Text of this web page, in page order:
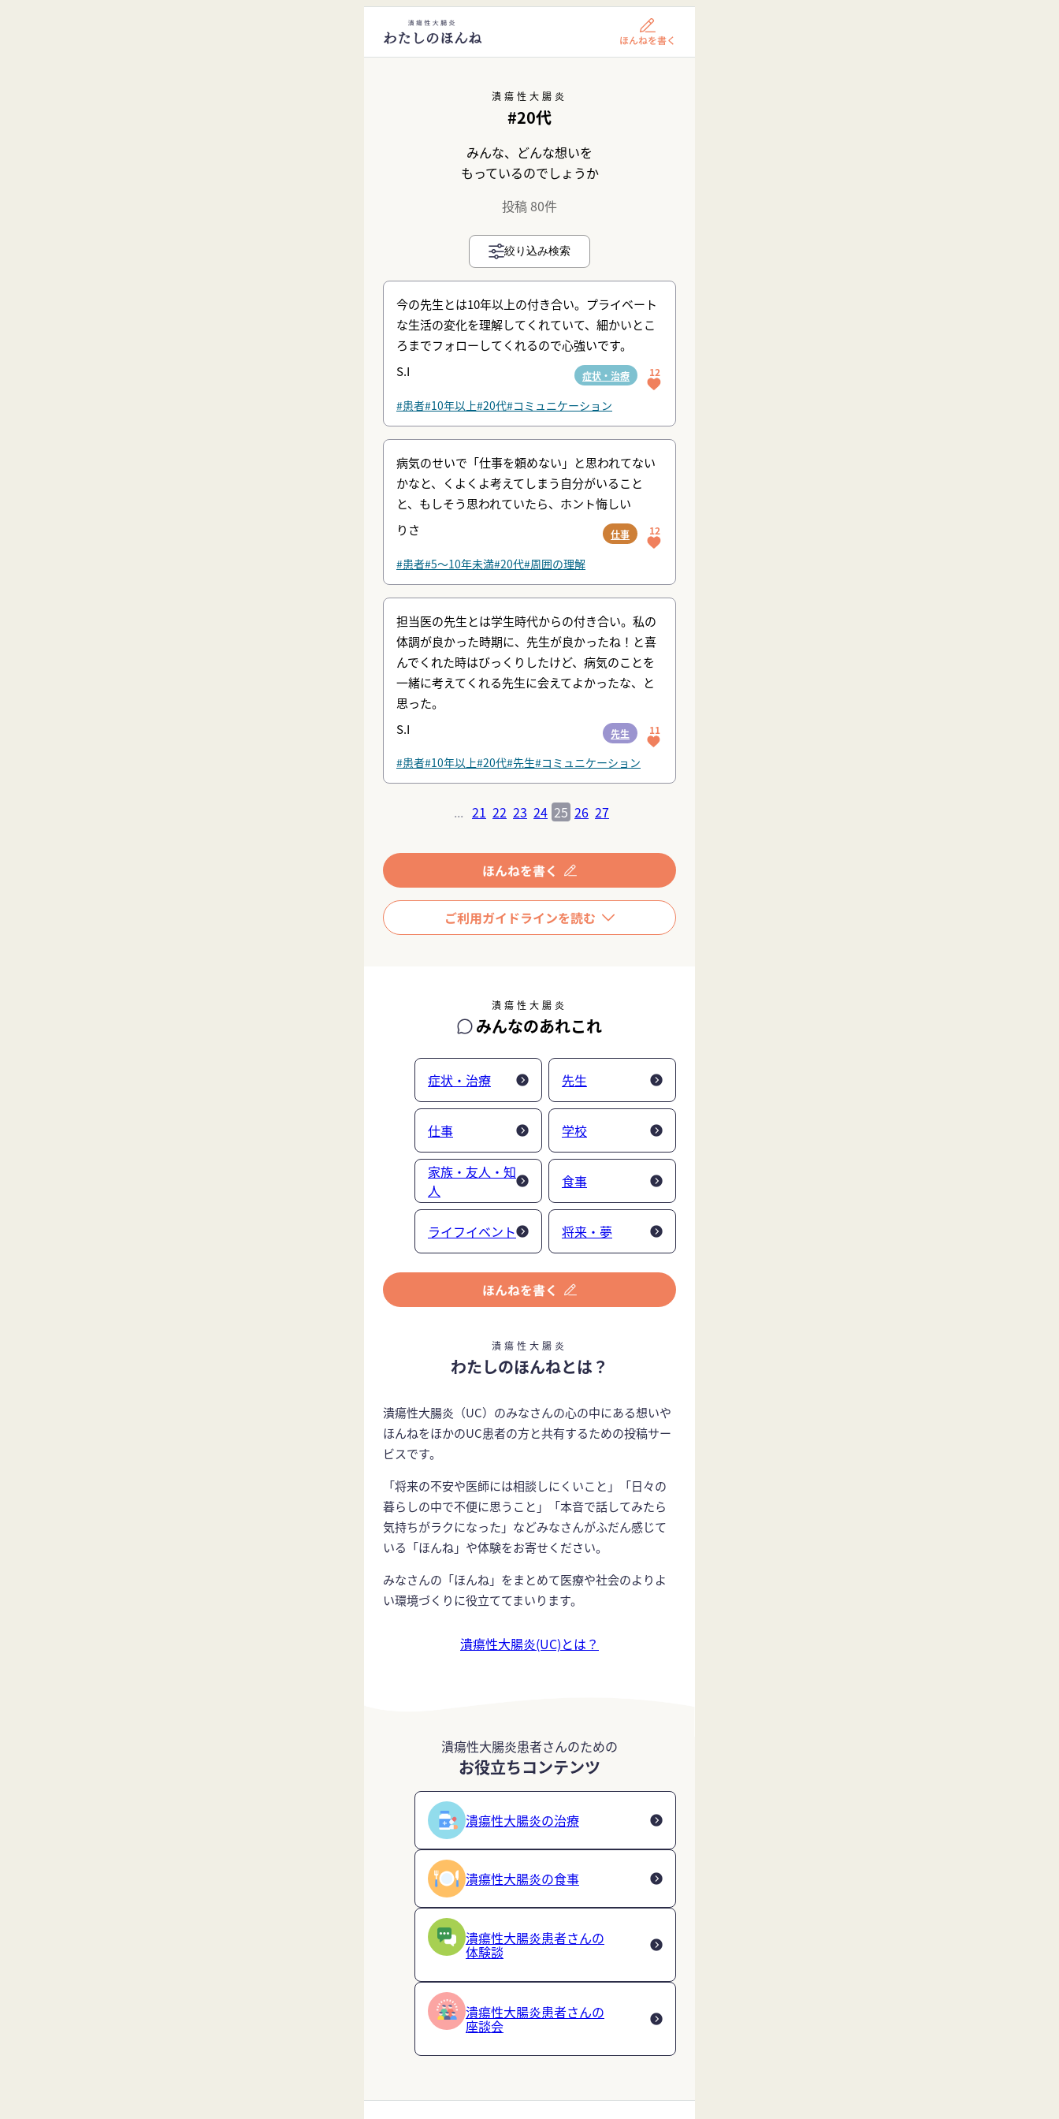
潰瘍性大腸炎
#20代
みんな、どんな想いを
もっているのでしょうか
投稿 80件
絞り込み検索
今の先生とは10年以上の付き合い。プライベート
な生活の変化を理解してくれていて、細かいとこ
ろまでフォローしてくれるので心強いです。
S.I
症状・治療 12
#患者#10年以上#20代#コミュニケーション
病気のせいで「仕事を頼めない」と思われてない
かなと、くよくよ考えてしまう自分がいること
と、もしそう思われていたら、ホント悔しい
りさ
仕事 12
#患者#5〜10年未満#20代#周囲の理解
担当医の先生とは学生時代からの付き合い。私の
体調が良かった時期に、先生が良かったね！と喜
んでくれた時はびっくりしたけど、病気のことを
一緒に考えてくれる先生に会えてよかったな、と
思った。
S.I
先生 11
#患者#10年以上#20代#先生#コミュニケーション
... 21 22 23 24 25 26 27
潰瘍性大腸炎
みんなのあれこれ
症状・治療 先生
仕事 学校
家族・友人・知
人
食事
ライフイベント 将来・夢
潰瘍性大腸炎
わたしのほんねとは？
潰瘍性大腸炎（UC）のみなさんの心の中にある想いや
ほんねをほかのUC患者の方と共有するための投稿サー
ビスです。
「将来の不安や医師には相談しにくいこと」「日々の
暮らしの中で不便に思うこと」「本音で話してみたら
気持ちがラクになった」などみなさんがふだん感じて
いる「ほんね」や体験をお寄せください。
みなさんの「ほんね」をまとめて医療や社会のよりよ
い環境づくりに役立ててまいります。
潰瘍性大腸炎(UC)とは？
潰瘍性大腸炎患者さんのための
お役立ちコンテンツ
潰瘍性大腸炎の治療
潰瘍性大腸炎の食事
潰瘍性大腸炎患者さんの
体験談
潰瘍性大腸炎患者さんの
座談会